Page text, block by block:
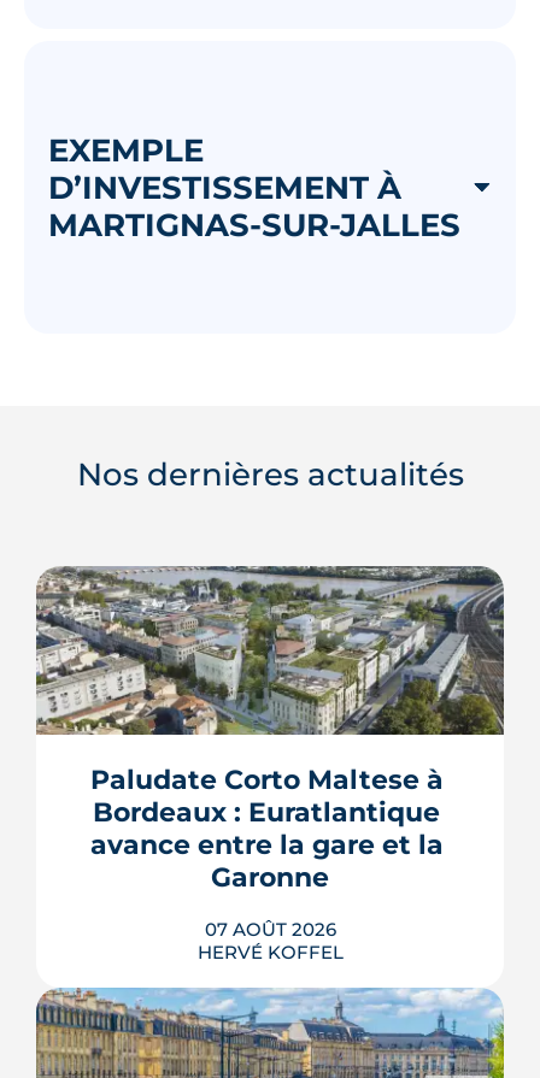
EXEMPLE
D’INVESTISSEMENT À
MARTIGNAS-SUR-JALLES
Nos dernières actualités
Paludate Corto Maltese à
Bordeaux : Euratlantique
avance entre la gare et la
Garonne
07 AOÛT 2026
HERVÉ KOFFEL